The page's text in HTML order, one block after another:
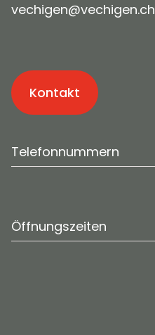
v ch g n v ch g n ch
Kontakt
Telefonnummern
Öffnungszeiten